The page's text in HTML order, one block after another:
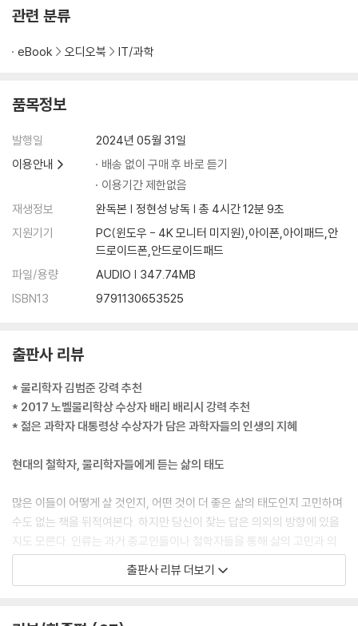
관련 분류
eBook 오디오북 IT/과학
품목정보
발행일
2024년 05월 31일
이용안내
배송 없이 구매 후 바로 듣기
이용기간 제한없음
재생정보
완독본 | 정현성 낭독 | 총 4시간 12분 9초
지원기기
PC(윈도우 - 4K 모니터 미지원),아이폰,아이패드,안
드로이드폰,안드로이드패드
파일/용량
AUDIO | 347.74MB
ISBN13
9791130653525
출판사 리뷰
* 물리학자 김범준 강력 추천
* 2017 노벨물리학상 수상자 배리 배리시 강력 추천
* 젊은 과학자 대통령상 수상자가 담은 과학자들의 인생의 지혜
현대의 철학자, 물리학자들에게 듣는 삶의 태도
많은 이들이 어떻게 살 것인지, 어떤 것이 더 좋은 삶의 태도인지 고민하며
수도 없는 책을 뒤적여본다. 하지만 당신이 찾는 답은 의외의 방향에 있을
지도 모른다. 인류는 과거 종교인들이나 철학자들을 통해 삶의 고민과 의
문들을 해결하고자 했다. 하지만 이제는 다르다. 우주의 근원은 무엇인가?
시간은 어떻게 흐르는가? 삶은 어떻게 시작되었는가? 현대의 물리학자들
출판사 리뷰 더보기